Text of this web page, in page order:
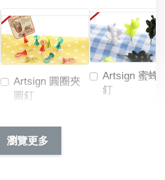
Artsign 圓圈夾
圖釘
NT$ 19.00
NT$ 66.00
Artsign 蜜蜂
釘
瀏覽更多